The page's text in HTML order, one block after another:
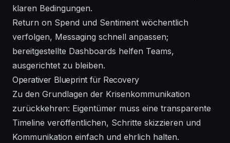
klaren Bedingungen.
Return on Spend und Sentiment wöchentlich
verfolgen, Messaging schnell anpassen;
bereitgestellte Dashboards helfen Teams,
ausgerichtet zu bleiben.
Operativer Blueprint für Recovery
Zu den Grundlagen der Krisenkommunikation
zurückkehren: Eigentümer muss eine transparente
Timeline veröffentlichen, Schritte skizzieren und
Kommunikation einfach und ehrlich halten.